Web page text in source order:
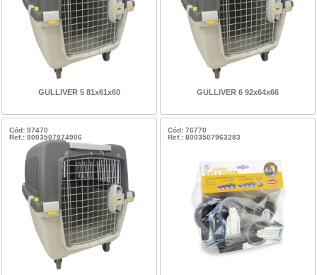
GULLIVER 5 81x61x60 GULLIVER 6 92x64x66
Cód: 97470
Ref.: 8003507974906
Cód: 76770
Ref.: 8003507963283